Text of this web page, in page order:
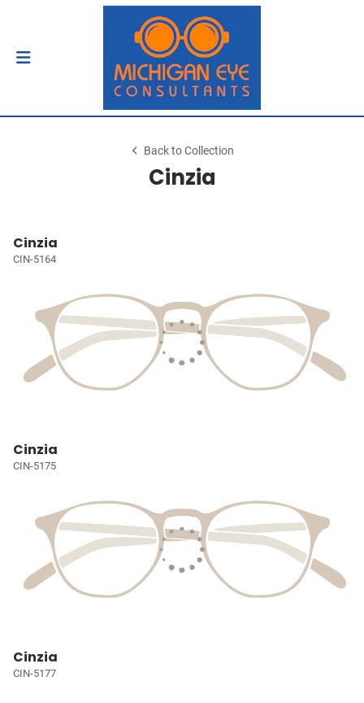
Back to Collection
Cinzia
Cinzia
CIN-5164
Cinzia
CIN-5175
Cinzia
CIN-5177